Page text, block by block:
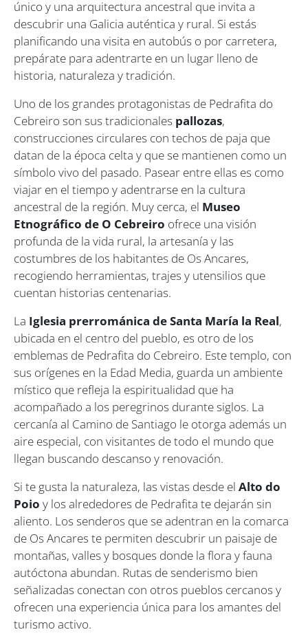
único y una arquitectura ancestral que invita a
descubrir una Galicia auténtica y rural. Si estás
planificando una visita en autobús o por carretera,
prepárate para adentrarte en un lugar lleno de
historia, naturaleza y tradición.
Uno de los grandes protagonistas de Pedrafita do
Cebreiro son sus tradicionales pallozas,
construcciones circulares con techos de paja que
datan de la época celta y que se mantienen como un
símbolo vivo del pasado. Pasear entre ellas es como
viajar en el tiempo y adentrarse en la cultura
ancestral de la región. Muy cerca, el Museo
Etnográfico de O Cebreiro ofrece una visión
profunda de la vida rural, la artesanía y las
costumbres de los habitantes de Os Ancares,
recogiendo herramientas, trajes y utensilios que
cuentan historias centenarias.
La Iglesia prerrománica de Santa María la Real,
ubicada en el centro del pueblo, es otro de los
emblemas de Pedrafita do Cebreiro. Este templo, con
sus orígenes en la Edad Media, guarda un ambiente
místico que refleja la espiritualidad que ha
acompañado a los peregrinos durante siglos. La
cercanía al Camino de Santiago le otorga además un
aire especial, con visitantes de todo el mundo que
llegan buscando descanso y renovación.
Si te gusta la naturaleza, las vistas desde el Alto do
Poio y los alrededores de Pedrafita te dejarán sin
aliento. Los senderos que se adentran en la comarca
de Os Ancares te permiten descubrir un paisaje de
montañas, valles y bosques donde la flora y fauna
autóctona abundan. Rutas de senderismo bien
señalizadas conectan con otros pueblos cercanos y
ofrecen una experiencia única para los amantes del
turismo activo.